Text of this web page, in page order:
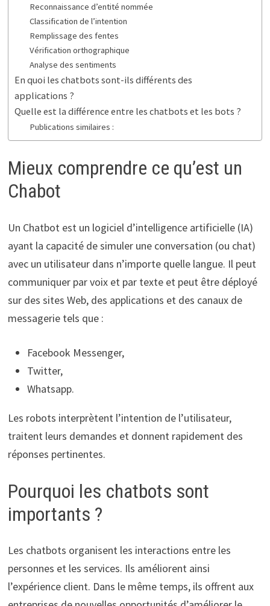
Reconnaissance d’entité nommée
Classification de l’intention
Remplissage des fentes
Vérification orthographique
Analyse des sentiments
En quoi les chatbots sont-ils différents des
applications ?
Quelle est la différence entre les chatbots et les bots ?
Publications similaires :
Mieux comprendre ce qu’est un
Chabot
Un Chatbot est un logiciel d’intelligence artificielle (IA)
ayant la capacité de simuler une conversation (ou chat)
avec un utilisateur dans n’importe quelle langue. Il peut
communiquer par voix et par texte et peut être déployé
sur des sites Web, des applications et des canaux de
messagerie tels que :
Facebook Messenger,
Twitter,
Whatsapp.
Les robots interprètent l’intention de l’utilisateur,
traitent leurs demandes et donnent rapidement des
réponses pertinentes.
Pourquoi les chatbots sont
importants ?
Les chatbots organisent les interactions entre les
personnes et les services. Ils améliorent ainsi
l’expérience client. Dans le même temps, ils offrent aux